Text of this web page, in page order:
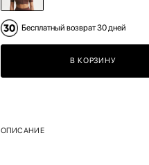
Бесплатный возврат 30 дней
В КОРЗИНУ
ОПИСАНИЕ